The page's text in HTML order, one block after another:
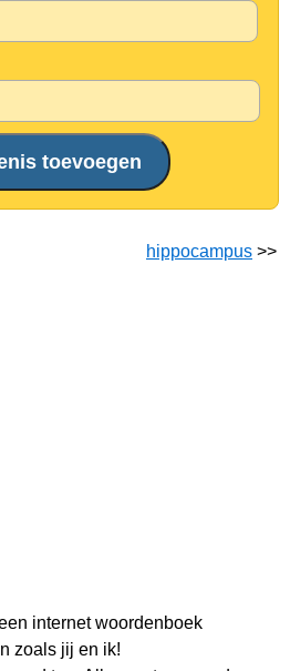
hippocampus >>
internet woordenboek
zoals jij en ik!